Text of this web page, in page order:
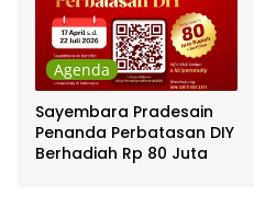
Agenda
Sayembara Pradesain
Penanda Perbatasan DIY
Berhadiah Rp 80 Juta